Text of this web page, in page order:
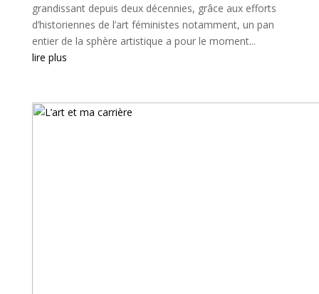
grandissant depuis deux décennies, grâce aux efforts
d’historiennes de l’art féministes notamment, un pan
entier de la sphère artistique a pour le moment...
lire plus